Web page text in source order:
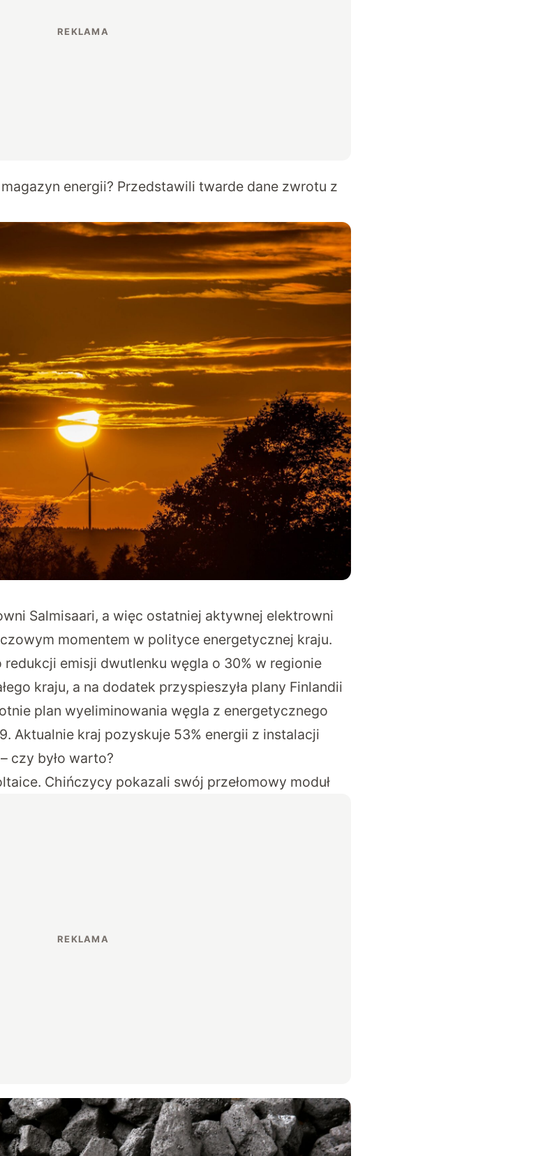
energii? Przedstawili twarde dane zwrotu z
Salmisaari, a więc ostatniej aktywnej elektrowni
momentem w polityce energetycznej kraju.
redukcji emisji dwutlenku węgla o 30% w regionie
kraju, a na dodatek przyspieszyła plany Finlandii
plan wyeliminowania węgla z energetycznego
Aktualnie kraj pozyskuje 53% energii z instalacji
czy było warto?
Chińczycy pokazali swój przełomowy moduł